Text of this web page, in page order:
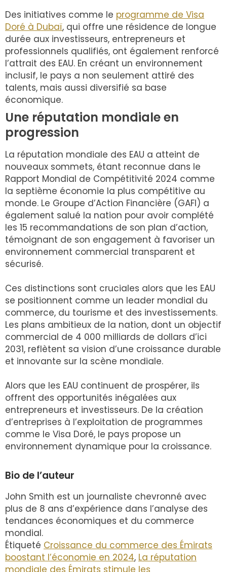
Des initiatives comme le programme de Visa
Doré à Dubaï, qui offre une résidence de longue
durée aux investisseurs, entrepreneurs et
professionnels qualifiés, ont également renforcé
l’attrait des EAU. En créant un environnement
inclusif, le pays a non seulement attiré des
talents, mais aussi diversifié sa base
économique.
Une réputation mondiale en
progression
La réputation mondiale des EAU a atteint de
nouveaux sommets, étant reconnue dans le
Rapport Mondial de Compétitivité 2024 comme
la septième économie la plus compétitive au
monde. Le Groupe d’Action Financière (GAFI) a
également salué la nation pour avoir complété
les 15 recommandations de son plan d’action,
témoignant de son engagement à favoriser un
environnement commercial transparent et
sécurisé.
Ces distinctions sont cruciales alors que les EAU
se positionnent comme un leader mondial du
commerce, du tourisme et des investissements.
Les plans ambitieux de la nation, dont un objectif
commercial de 4 000 milliards de dollars d’ici
2031, reflètent sa vision d’une croissance durable
et innovante sur la scène mondiale.
Alors que les EAU continuent de prospérer, ils
offrent des opportunités inégalées aux
entrepreneurs et investisseurs. De la création
d’entreprises à l’exploitation de programmes
comme le Visa Doré, le pays propose un
environnement dynamique pour la croissance.
Bio de l’auteur
John Smith est un journaliste chevronné avec
plus de 8 ans d’expérience dans l’analyse des
tendances économiques et du commerce
mondial.
Étiqueté Croissance du commerce des Émirats
boostant l’économie en 2024, La réputation
mondiale des Émirats stimule les